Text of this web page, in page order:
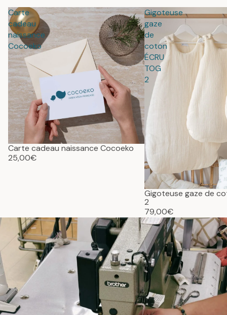
Carte
cadeau
naissance
Cocoeko
Carte cadeau naissance Cocoeko
25,00€
Gigoteuse
gaze
de
coton
ÉCRU
TOG
2
Gigoteuse gaze de
2
79,00€